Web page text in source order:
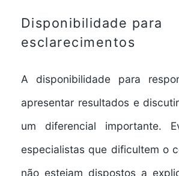
Disponibilidade para
esclarecimentos
A disponibilidade para
apresentar resultados e
um diferencial importante.
especialistas que dificultem o
não estejam dispostos a